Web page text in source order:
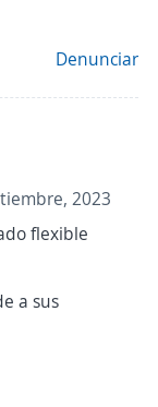
Denunciar
2023
flexible
a sus